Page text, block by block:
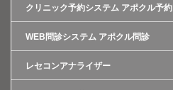
クリニック予約システム アポクル予約
WEB問診システム アポクル問診
レセコンアナライザー